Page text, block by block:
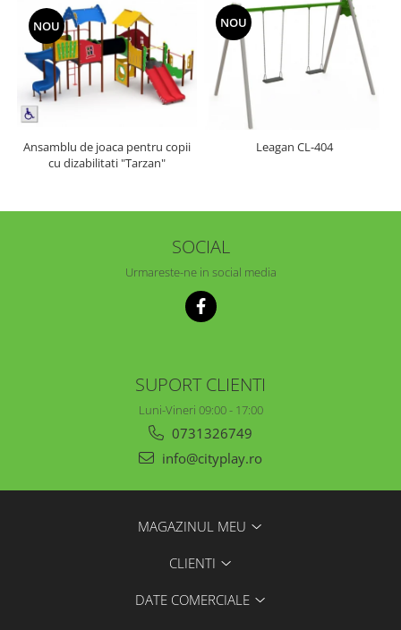
NOU
Ansamblu de joaca pentru copii
cu dizabilitati "Tarzan"
NOU
Leagan CL-404
SOCIAL
Urmareste-ne in social media
SUPORT CLIENTI
Luni-Vineri 09:00 - 17:00
0731326749
info@cityplay.ro
MAGAZINUL MEU
CLIENTI
DATE COMERCIALE